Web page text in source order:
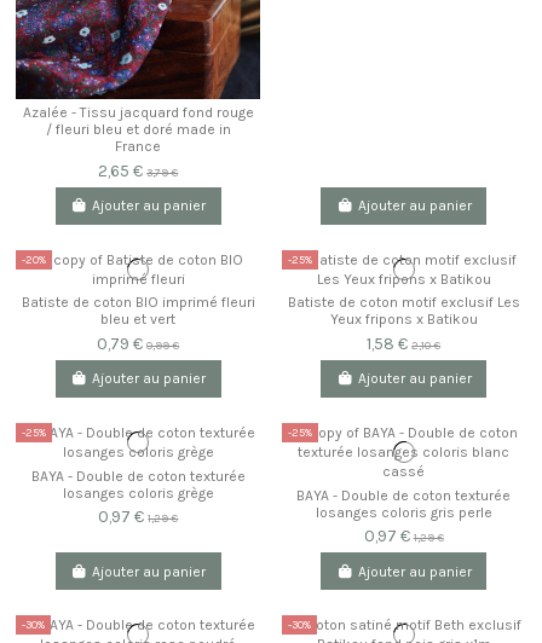
Azalée - Tissu jacquard fond rouge
/ fleuri bleu et doré made in
France
2,65 €3,79 €
Ajouter au panier Ajouter au panier
-20%
Batiste de coton BIO imprimé fleuri
bleu et vert
0,79 €0,99 €
Ajouter au panier
-25%
Batiste de coton motif exclusif Les
Yeux fripons x Batikou
1,58 €2,10 €
Ajouter au panier
-25%
BAYA - Double de coton texturée
losanges coloris grège
0,97 €1,29 €
Ajouter au panier
-25%
BAYA - Double de coton texturée
losanges coloris gris perle
0,97 €1,29 €
Ajouter au panier
-30% -30%